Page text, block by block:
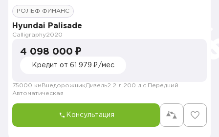
РОЛЬФ ФИНАНС
Hyundai Palisade
Calligraphy2020
4 098 000 ₽
Кредит от 61 979 ₽/мес
75000 км ВнедорожникДизель2.2 л. 200 л.с. Передний
Автоматическая
Консультация